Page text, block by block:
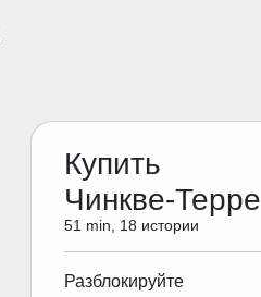
Купить
Чинкве-Терре
51 min, 18 истории
Разблокируйте